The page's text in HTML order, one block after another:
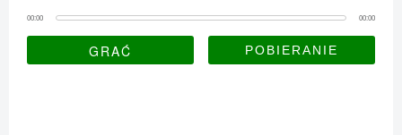
00:00 00:00
GRAĆ